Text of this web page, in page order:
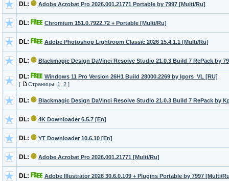
DL: Adobe Acrobat Pro 2026.001.21771 Portable by 7997 [Multi/Ru]
DL: Chromium 151.0.7922.72 + Portable [Multi/Ru]
DL: Adobe Photoshop Lightroom Classic 2026 15.4.1.1 [Multi/Ru]
DL: Blackmagic Design DaVinci Resolve Studio 21.0.3 Build 7 RePack by
DL:
Windows 11 Pro Version 26H1 Build 28000.2269 by Igors_VL [RU]
[
Страницы: 1 2 ]
DL: Blackmagic Design DaVinci Resolve Studio 21.0.3 Build 7 RePack by
DL: 4K Downloader 6.5.7 [En]
DL: YT Downloader 10.6.10 [En]
DL: Adobe Acrobat Pro 2026.001.21771 [Multi/Ru]
DL: Adobe Illustrator 2026 30.6.0.109 + Plugins Portable by 7997 [Multi/